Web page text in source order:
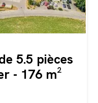
5.5 pièces
- 176 m²